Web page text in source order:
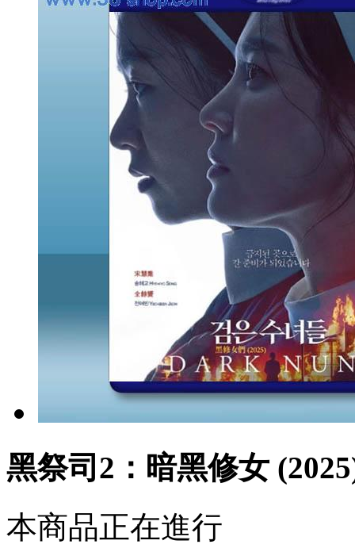
黑祭司2：暗黑修女
本商品正在進行